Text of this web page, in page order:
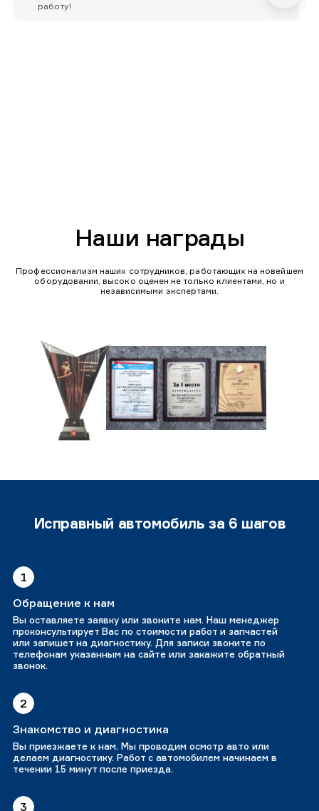
работу!
Наши награды
Профессионализм наших сотрудников, работающих на новейшем
оборудовании, высоко оценен не только клиентами, но и
независимыми экспертами.
Исправный автомобиль за 6 шагов
1
Обращение к нам
Вы оставляете заявку или звоните нам. Наш менеджер
проконсультирует Вас по стоимости работ и запчастей
или запишет на диагностику. Для записи звоните по
телефонам указанным на сайте или закажите обратный
звонок.
2
Знакомство и диагностика
Вы приезжаете к нам. Мы проводим осмотр авто или
делаем диагностику. Работ с автомобилем начинаем в
течении 15 минут после приезда.
3